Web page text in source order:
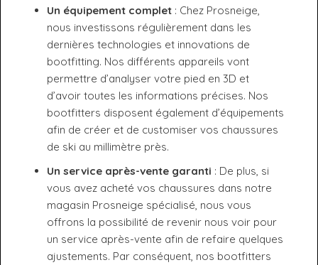
Un équipement complet : Chez Prosneige,
nous investissons régulièrement dans les
dernières technologies et innovations de
bootfitting. Nos différents appareils vont
permettre d’analyser votre pied en 3D et
d’avoir toutes les informations précises. Nos
bootfitters disposent également d’équipements
afin de créer et de customiser vos chaussures
de ski au millimètre près.
Un service après-vente garanti : De plus, si
vous avez acheté vos chaussures dans notre
magasin Prosneige spécialisé, nous vous
offrons la possibilité de revenir nous voir pour
un service après-vente afin de refaire quelques
ajustements. Par conséquent, nos bootfitters